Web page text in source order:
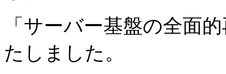
「サーバー基盤の全面
たしました。